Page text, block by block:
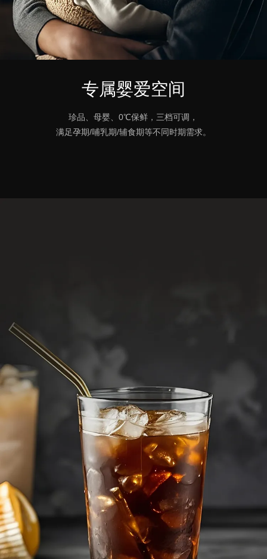
专属婴爱空间
珍品、母婴、0℃保鲜，三档可调，
满足孕期/哺乳期/辅食期等不同时期需求。